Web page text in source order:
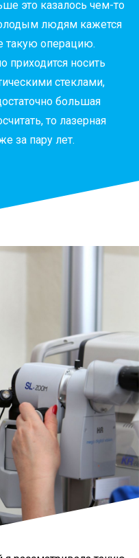
это казалось чем-то
людям кажется
такую операцию.
приходится носить
стеклами,
большая
то лазерная
за пару лет.